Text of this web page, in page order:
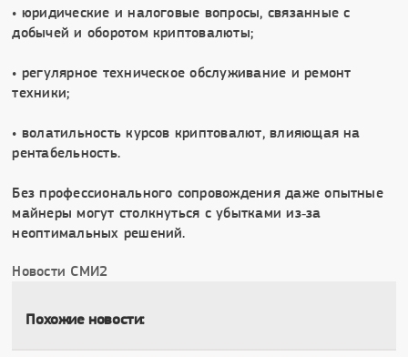
• юридические и налоговые вопросы, связанные с
добычей и оборотом криптовалюты;
• регулярное техническое обслуживание и ремонт
техники;
• волатильность курсов криптовалют, влияющая на
рентабельность.
Без профессионального сопровождения даже опытные
майнеры могут столкнуться с убытками из‑за
неоптимальных решений.
Новости СМИ2
Похожие новости: